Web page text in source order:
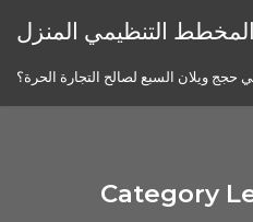
التنظيمي المنزل
حجج ويلان السبع لصالح التجارة الحرة؟
Category